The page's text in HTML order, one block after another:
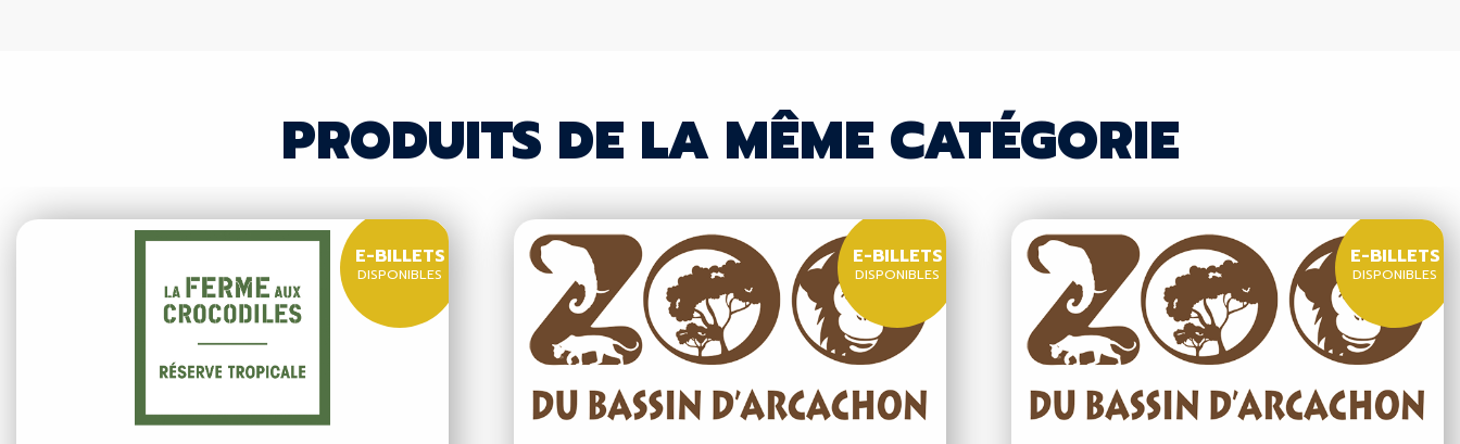
PRODUITS DE LA MÊME CATÉGORIE
E-BILLETS
DISPONIBLES
E-BILLETS
DISPONIBLES
E-BILLETS
DISPONIBLES